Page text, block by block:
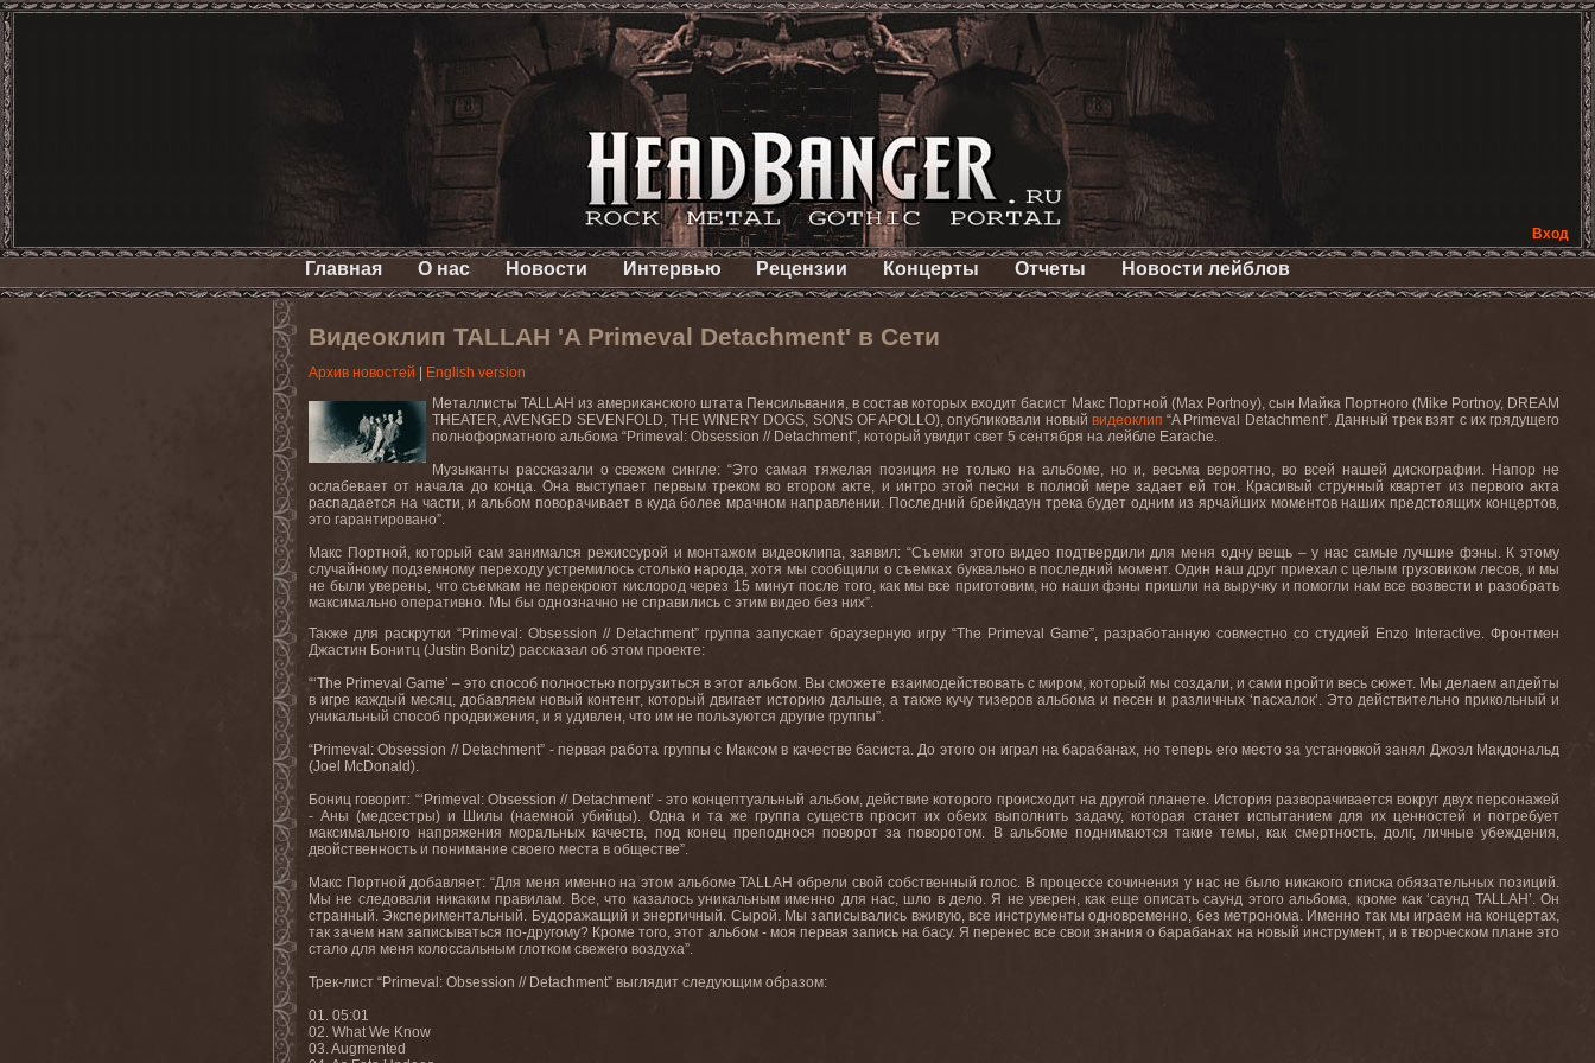
Вход
Главная О нас Новости Интервью Рецензии Концерты Отчеты Новости лейблов
Видеоклип TALLAH 'A Primeval Detachment' в Сети
Архив новостей
English version
Металлисты TALLAH из американского штата Пенсильвания, в состав которых входит басист Макс Портной (Max Portnoy), сын Майка Портного (Mike Portnoy, DREAM
THEATER, AVENGED SEVENFOLD, THE WINERY DOGS, SONS OF APOLLO), опубликовали новый видеоклип “A Primeval Detachment”. Данный трек взят с их грядущего
полноформатного альбома “Primeval : Obsession // Detachment”, который увидит свет 5 сентября на лейбле Earache.
Музыканты рассказали о свежем сингле: “Это самая тяжелая позиция не только на альбоме, но и, весьма вероятно, во всей нашей дискографии. Напор не
ослабевает от начала до конца. Она выступает первым треком во втором акте, и интро этой песни в полной мере задает ей тон. Красивый струнный квартет из первого акта
распадается на части, и альбом поворачивает в куда более мрачном направлении. Последний брейкдаун трека будет одним из ярчайших моментов наших предстоящих концертов,
это гарантировано”.
Макс Портной, который сам занимался режиссурой и монтажом видеоклипа, заявил: “Съемки этого видео подтвердили для меня одну вещь – у нас самые лучшие фэны. К этому
случайному подземному переходу устремилось столько народа, хотя мы сообщили о съемках буквально в последний момент. Один наш друг приехал с целым грузовиком лесов, и мы
не были уверены, что съемкам не перекроют кислород через 15 минут после того, как мы все приготовим, но наши фэны пришли на выручку и помогли нам все возвести и разобрать
максимально оперативно. Мы бы однозначно не справились с этим видео без них”.
Также для раскрутки “Primeval : Obsession // Detachment” группа запускает браузерную игру “The Primeval Game”, разработанную совместно со студией Enzo Interactive. Фронтмен
Джастин Бонитц (Justin Bonitz) рассказал об этом проекте:
“‘The Primeval Game’ – это способ полностью погрузиться в этот альбом. Вы сможете взаимодействовать с миром, который мы создали, и сами пройти весь сюжет. Мы делаем апдейты
в игре каждый месяц, добавляем новый контент, который двигает историю дальше, а также кучу тизеров альбома и песен и различных ‘пасхалок’. Это действительно прикольный и
уникальный способ продвижения, и я удивлен, что им не пользуются другие группы”.
“Primeval :Obsession // Detachment” - первая работа группы с Максом в качестве басиста. До этого он играл на барабанах, но теперь его место за установкой занял Джоэл Макдональд
(Joel McDonald).
Бониц говорит: “‘Primeval: Obsession // Detachment’ - это концептуальный альбом, действие которого происходит на другой планете. История разворачивается вокруг двух персонажей
- Аны (медсестры) и Шилы (наемной убийцы). Одна и та же группа существ просит их обеих выполнить задачу, которая станет испытанием для их ценностей и потребует
максимального напряжения моральных качеств, под конец преподнося поворот за поворотом. В альбоме поднимаются такие темы, как смертность, долг, личные убеждения,
двойственность и понимание своего места в обществе”.
Макс Портной добавляет: “Для меня именно на этом альбоме TALLAH обрели свой собственный голос. В процессе сочинения у нас не было никакого списка обязательных позиций.
Мы не следовали никаким правилам. Все, что казалось уникальным именно для нас, шло в дело. Я не уверен, как еще описать саунд этого альбома, кроме как ‘саунд TALLAH’. Он
странный. Экспериментальный. Будоражащий и энергичный. Сырой. Мы записывались вживую, все инструменты одновременно, без метронома. Именно так мы играем на концертах,
так зачем нам записываться по-другому? Кроме того, этот альбом - моя первая запись на басу. Я перенес все свои знания о барабанах на новый инструмент, и в творческом плане это
стало для меня колоссальным глотком свежего воздуха”.
Трек-лист “Primeval: Obsession // Detachment” выглядит следующим образом:
01. 05:01
02. What We Know
03. Augmented